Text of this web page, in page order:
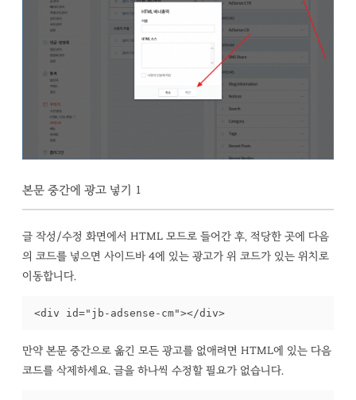
본문 중간에 광고 넣기 1
글 작성/수정 화면에서 HTML 모드로 들어간 후, 적당한 곳에 다음
의 코드를 넣으면 사이드바 4에 있는 광고가 위 코드가 있는 위치로
이동합니다.
<div id="jb-adsense-cm"></div>
만약 본문 중간으로 옮긴 모든 광고를 없애려면 HTML에 있는 다음
코드를 삭제하세요. 글을 하나씩 수정할 필요가 없습니다.